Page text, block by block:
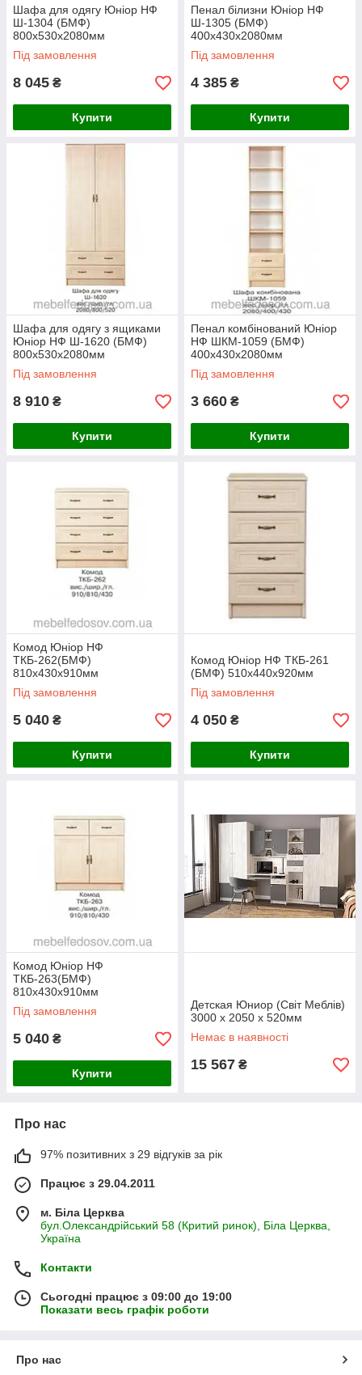
Шафа для одягу Юніор НФ
Ш-1304 (БМФ)
800х530х2080мм
Під замовлення
8 045 ₴
Купити
Пенал білизни Юніор НФ
Ш-1305 (БМФ)
400х430х2080мм
Під замовлення
4 385 ₴
Купити
Шафа для одягу з ящиками
Юніор НФ Ш-1620 (БМФ)
800х530х2080мм
Під замовлення
8 910 ₴
Купити
Пенал комбінований Юніор
НФ ШКМ-1059 (БМФ)
400х430х2080мм
Під замовлення
3 660 ₴
Купити
Комод Юніор НФ
ТКБ-262(БМФ)
810х430х910мм
Під замовлення
5 040 ₴
Купити
Комод Юніор НФ ТКБ-261
(БМФ) 510х440х920мм
Під замовлення
4 050 ₴
Купити
Комод Юніор НФ
ТКБ-263(БМФ)
810х430х910мм
Під замовлення
5 040 ₴
Купити
Детская Юниор (Світ Меблів)
3000 х 2050 х 520мм
Немає в наявності
15 567 ₴
Про нас
97% позитивних з 29 відгуків за рік
Працює з 29.04.2011
м. Біла Церква
бул.Олександрійський 58 (Критий ринок), Біла Церква,
Україна
Контакти
Сьогодні працює з 09:00 до 19:00
Показати весь графік роботи
Про нас